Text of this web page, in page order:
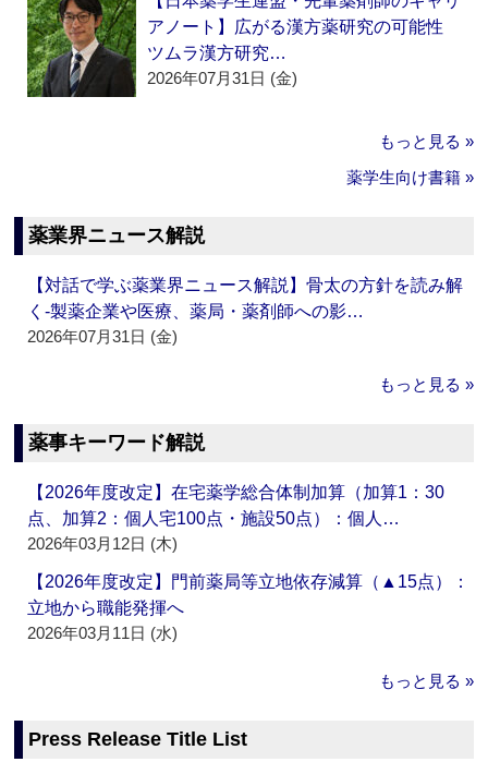
アノート】広がる漢方薬研究の可能性
ツムラ漢方研究…
2026年07月31日 (金)
もっと見る »
薬学生向け書籍 »
薬業界ニュース解説
【対話で学ぶ薬業界ニュース解説】骨太の方針を読み解
く‐製薬企業や医療、薬局・薬剤師への影…
2026年07月31日 (金)
もっと見る »
薬事キーワード解説
【2026年度改定】在宅薬学総合体制加算（加算1：30
点、加算2：個人宅100点・施設50点）：個人…
2026年03月12日 (木)
【2026年度改定】門前薬局等立地依存減算（▲15点）：
立地から職能発揮へ
2026年03月11日 (水)
もっと見る »
Press Release Title List